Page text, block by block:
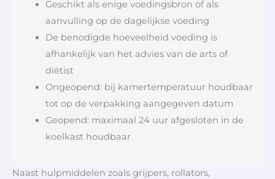
Geschikt als enige voedingsbron of als
aanvulling op de dagelijkse voeding
De benodigde hoeveelheid voeding is
afhankelijk van het advies van de arts of
diëtist
Ongeopend: bij kamertemperatuur houdbaar
tot op de verpakking aangegeven datum
Geopend: maximaal 24 uur afgesloten in de
koelkast houdbaar
Naast hulpmiddelen zoals grijpers, rollators,